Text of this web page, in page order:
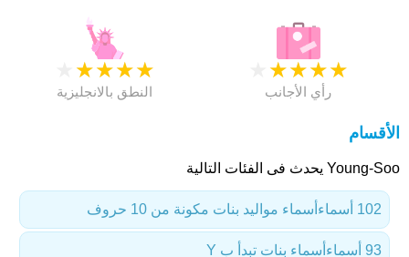
★
★
★
★
النطق بالانجليزية
★
★
★
★
رأي الأجانب
الأقسام
Young-Soo يحدث فى الفئات التالية
أسماء مواليد بنات مكونة من 10 حروف 102 أسماء
أسماء بنات تبدأ ب Y 93 أسماء